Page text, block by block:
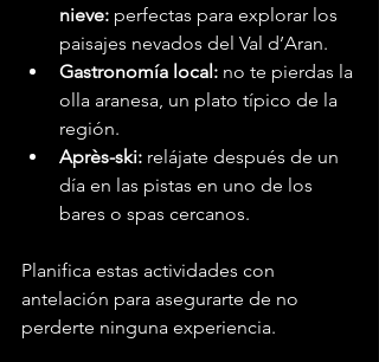
nieve: perfectas para explorar los
paisajes nevados del Val d’Aran.
Gastronomía local: no te pierdas la
olla aranesa, un plato típico de la
región.
Après-ski: relájate después de un
día en las pistas en uno de los
bares o spas cercanos.
Planifica estas actividades con
antelación para asegurarte de no
perderte ninguna experiencia.